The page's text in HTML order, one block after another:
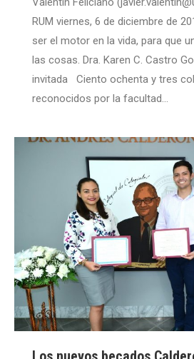
RUM viernes, 6 de diciembre de
ser el motor en la vida, para que
las cosas. Dra. Karen C. Castro
invitada Ciento ochenta y tres
reconocidos por la facultad…